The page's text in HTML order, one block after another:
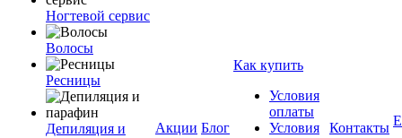
Ногтевой сервис
Волосы
Ресницы
Депиляция и
Акции Блог
Как купить
Условия
оплаты
Условия
Контакты